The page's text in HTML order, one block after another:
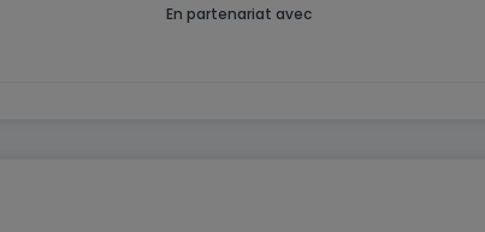
En partenariat avec